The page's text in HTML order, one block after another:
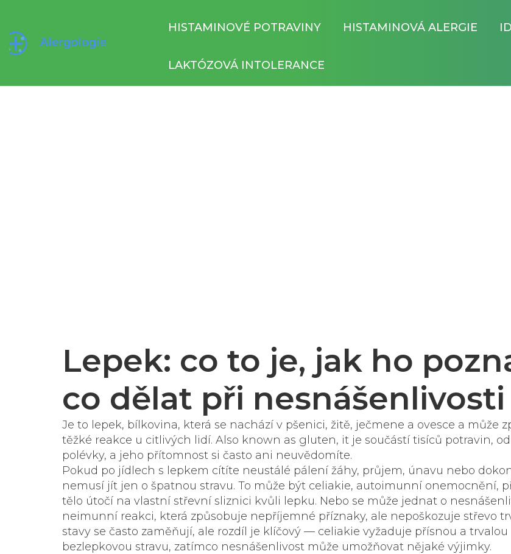
HISTAMINOVÉ POTRAVINY HISTAMINOVÁ ALERGIE
LAKTÓZOVÁ INTOLERANCE
Lepek: co to je, jak ho
co dělat při nesnášenlivosti
Je to lepek, bílkovina, která se nachází v pšenici, žitě, ječmene a ovesce a může
těžké reakce u citlivých lidí. Also known as gluten, it je součástí tisíců potravin,
polévky, a jeho přítomnost si často ani neuvědomíte.
Pokud po jídlech s lepkem cítíte neustálé pálení žáhy, průjem, únavu nebo
nemusí jít jen o špatnou stravu. To může být celiakie, autoimunní onemocnění,
tělo útočí na vlastní střevní sliznici kvůli lepku. Nebo se může jednat o
neimunní reakci, která způsobuje nepříjemné příznaky, ale nepoškozuje střevo
stavy se často zaměňují, ale rozdíl je klíčový — celiakie vyžaduje přísnou a trvalou
bezlepkovou stravu, zatímco nesnášenlivost může umožňovat nějaké výjimky.